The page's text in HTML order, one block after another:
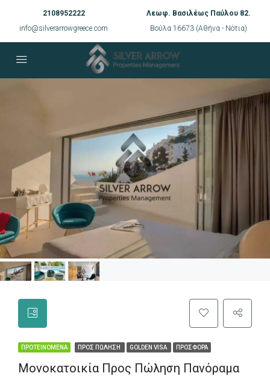
2108952222
info@silverarrowgreece.com
Λεωφ. Βασιλέως Παύλου 82.
Βούλα 16673 (Αθήνα - Νότια)
ΠΡΟΤΕΙΝΌΜΕΝΑ ΠΡΟΣ ΠΏΛΗΣΗ GOLDEN VISA ΠΡΟΣΦΟΡΆ
Μονοκατοικία Προς Πώληση Πανόραμα